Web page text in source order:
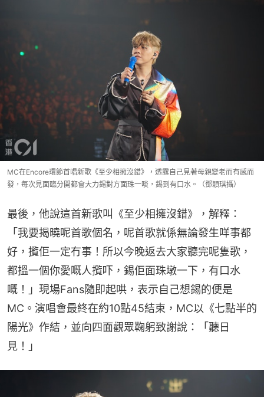
MC在Encore環節首唱新歌《至少相擁沒錯》，透露自己見著母親變老而有感而
發，每次見面臨分開都會大力錫對方面珠一啖，錫到有口水。（鄧穎琪攝）
最後，他說這首新歌叫《至少相擁沒錯》，解釋：
「我要揭曉呢首歌個名，呢首歌就係無論發生咩事都
好，攬佢一定冇事！所以今晚返去大家聽完呢隻歌，
都搵一個你愛嘅人攬吓，錫佢面珠墩一下，有口水
嘅！」現場Fans隨即起哄，表示自己想錫的便是
MC。演唱會最終在約10點45結束，MC以《七點半的
陽光》作結，並向四面觀眾鞠躬致謝說：「聽日
見！」